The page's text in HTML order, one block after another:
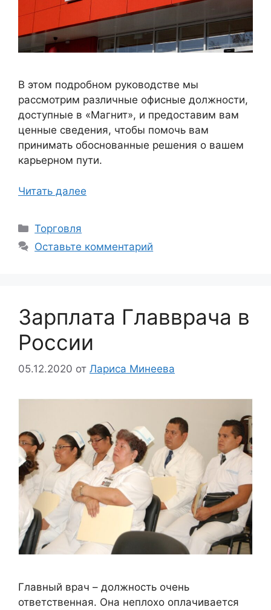
В этом подробном руководстве мы
рассмотрим различные офисные должности,
доступные в «Магнит», и предоставим вам
ценные сведения, чтобы помочь вам
принимать обоснованные решения о вашем
карьерном пути.
Читать далее
Рубрики
Торговля
Оставьте комментарий
Зарплата Главврача в
России
05.12.2020 от Лариса Минеева
Главный врач – должность очень
ответственная. Она неплохо оплачивается